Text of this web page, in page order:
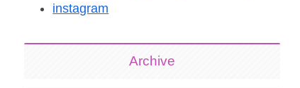
instagram
Archive